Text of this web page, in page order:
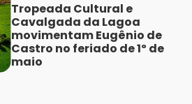
Tropeada Cultural e
Cavalgada da Lagoa
movimentam Eugênio de
Castro no feriado de 1º de
maio